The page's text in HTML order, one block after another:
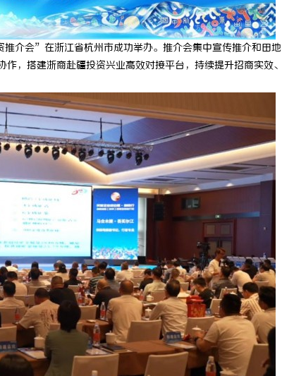
介会”在浙江省杭州市成功举办。推介会集中宣传推介和田地
，搭建浙商赴疆投资兴业高效对接平台，持续提升招商实效、